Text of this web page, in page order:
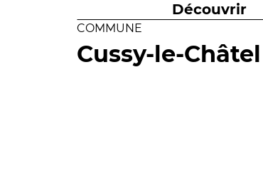
Découvrir
COMMUNE
Cussy-le-Châtel